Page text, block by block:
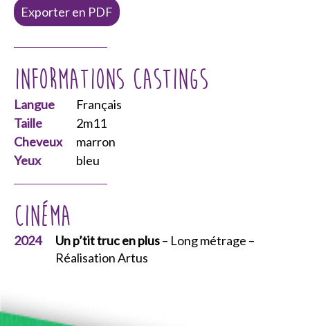
Exporter en PDF
Informations castings
Langue
Français
Taille
2m11
Cheveux
marron
Yeux
bleu
Cinéma
2024 Un p’tit truc en plus– Long métrage –
Réalisation Artus